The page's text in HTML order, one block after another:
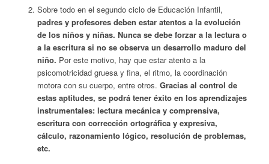
Sobre todo en el segundo ciclo de Educación Infantil,
padres y profesores deben estar atentos a la evolución
de los niños y niñas. Nunca se debe forzar a la lectura o
a la escritura si no se observa un desarrollo maduro del
niño. Por este motivo, hay que estar atento a la
psicomotricidad gruesa y fina, el ritmo, la coordinación
motora con su cuerpo, entre otros. Gracias al control de
estas aptitudes, se podrá tener éxito en los aprendizajes
instrumentales: lectura mecánica y comprensiva,
escritura con corrección ortográfica y expresiva,
cálculo, razonamiento lógico, resolución de problemas,
etc.